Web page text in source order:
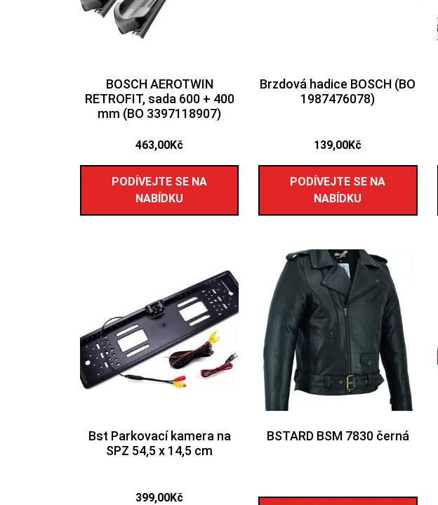
BOSCH AEROTWIN
RETROFIT, sada 600 + 400
mm (BO 3397118907)
463,00Kč
PODÍVEJTE SE NA
NABÍDKU
Brzdová hadice BOSCH (BO
1987476078)
139,00Kč
PODÍVEJTE SE NA
NABÍDKU
Bst Parkovací kamera na
SPZ 54,5 x 14,5 cm
399,00Kč
BSTARD BSM 7830 černá